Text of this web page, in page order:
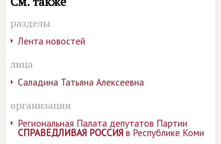
разделы
Лента новостей
лица
Саладина Татьяна Алексеевна
организации
Региональная Палата депутатов Партии
СПРАВЕДЛИВАЯ РОССИЯв Республике Коми